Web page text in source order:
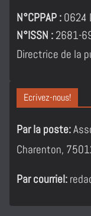
N°CPPAP : 0624
N°ISSN :2681-
Directrice de la
Ecrivez-nous!
Par la poste:
Charenton,
Par courriel: